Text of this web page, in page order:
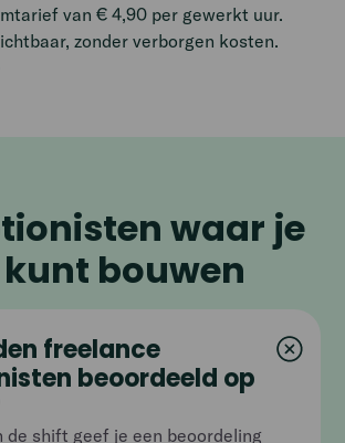
van € 4,90 per gewerkt uur.
zonder verborgen kosten.
waar je
bouwen
freelance
beoordeeld op
de shift geef je een beoordeling